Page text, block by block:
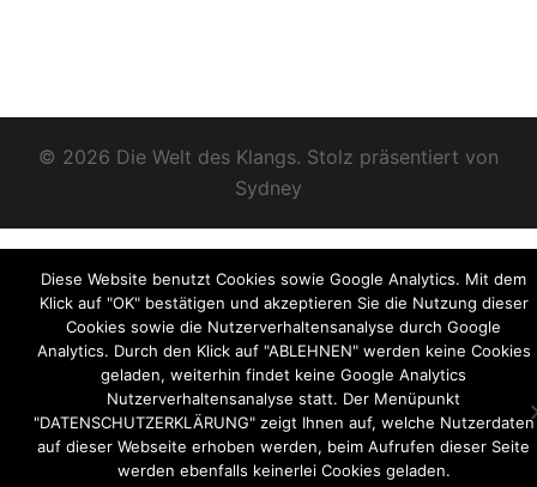
© 2026 Die Welt des Klangs. Stolz präsentiert von
Sydney
Diese Website benutzt Cookies sowie Google Analytics. Mit dem
Klick auf "OK" bestätigen und akzeptieren Sie die Nutzung dieser
Cookies sowie die Nutzerverhaltensanalyse durch Google
Analytics. Durch den Klick auf "ABLEHNEN" werden keine Cookies
geladen, weiterhin findet keine Google Analytics
Nutzerverhaltensanalyse statt. Der Menüpunkt
"DATENSCHUTZERKLÄRUNG" zeigt Ihnen auf, welche Nutzerdaten
auf dieser Webseite erhoben werden, beim Aufrufen dieser Seite
werden ebenfalls keinerlei Cookies geladen.